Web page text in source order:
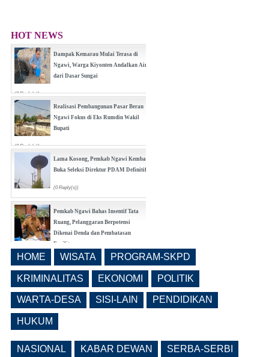
HOT NEWS
Dampak Kemarau Mulai Terasa di
Ngawi, Warga Kiyonten Andalkan Air
dari Dasar Sungai
(0 Reply(s))
Realisasi Pembangunan Pasar Beran
Ngawi Fokus di Eks Rumdin Wakil
Bupati
(0 Reply(s))
Lama Kosong, Pemkab Ngawi Kembali
Buka Seleksi Direktur PDAM Definitif
(0 Reply(s))
Pemkab Ngawi Bahas Insentif Tata
Ruang, Pelanggaran Berpotensi
Dikenai Denda dan Pembatasan
Fasilitas
(0 Reply(s))
Realisasi Pendapatan Daerah, Belanja
(0 Reply(s))
HOME WISATA PROGRAM-SKPD
KRIMINALITAS EKONOMI POLITIK
WARTA-DESA SISI-LAIN PENDIDIKAN
HUKUM
NASIONAL KABAR DEWAN SERBA-SERBI